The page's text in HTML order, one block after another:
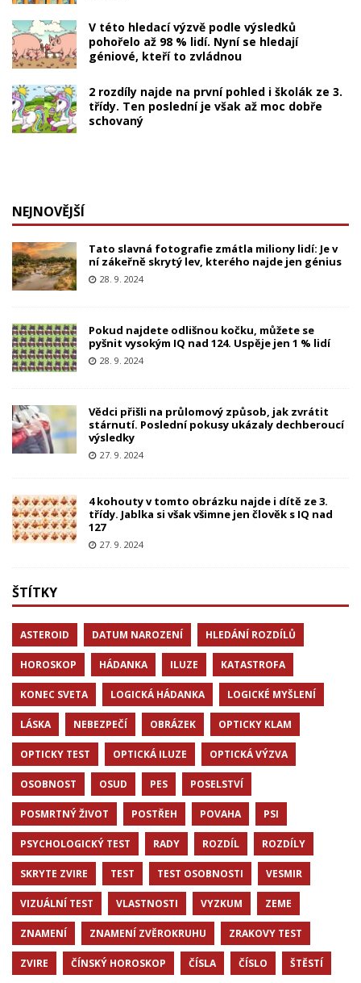
V této hledací výzvě podle výsledků
pohořelo až 98 % lidí. Nyní se hledají
géniové, kteří to zvládnou
2 rozdíly najde na první pohled i školák ze 3.
třídy. Ten poslední je však až moc dobře
schovaný
NEJNOVĚJŠÍ
Tato slavná fotografie zmátla miliony lidí: Je v
ní zákeřně skrytý lev, kterého najde jen génius
28. 9. 2024
Pokud najdete odlišnou kočku, můžete se
pyšnit vysokým IQ nad 124. Uspěje jen 1 % lidí
28. 9. 2024
Vědci přišli na průlomový způsob, jak zvrátit
stárnutí. Poslední pokusy ukázaly dechberoucí
výsledky
27. 9. 2024
4 kohouty v tomto obrázku najde i dítě ze 3.
třídy. Jablka si však všimne jen člověk s IQ nad
127
27. 9. 2024
ŠTÍTKY
ASTEROID DATUM NAROZENÍ HLEDÁNÍ ROZDÍLŮ
HOROSKOP HÁDANKA ILUZE KATASTROFA
KONEC SVETA LOGICKÁ HÁDANKA LOGICKÉ MYŠLENÍ
LÁSKA NEBEZPEČÍ OBRÁZEK OPTICKY KLAM
OPTICKY TEST OPTICKÁ ILUZE OPTICKÁ VÝZVA
OSOBNOST OSUD PES POSELSTVÍ
POSMRTNÝ ŽIVOT POSTŘEH POVAHA PSI
PSYCHOLOGICKÝ TEST RADY ROZDÍL ROZDÍLY
SKRYTE ZVIRE TEST TEST OSOBNOSTI VESMIR
VIZUÁLNÍ TEST VLASTNOSTI VYZKUM ZEME
ZNAMENÍ ZNAMENÍ ZVĚROKRUHU ZRAKOVY TEST
ZVIRE ČÍNSKÝ HOROSKOP ČÍSLA ČÍSLO ŠTĚSTÍ